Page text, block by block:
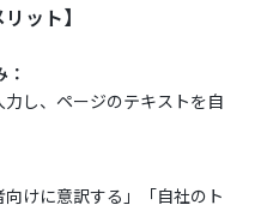
ット】
し、ページのテキストを自
向けに意訳する」「自社のト